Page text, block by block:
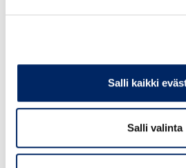
Salli kaikki
Salli valinta